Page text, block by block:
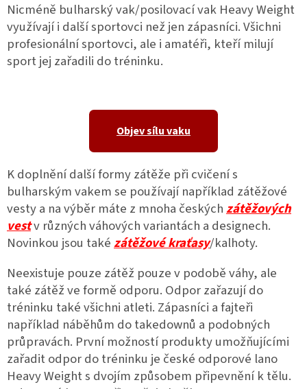
Nicméně bulharský vak/posilovací vak Heavy Weight
využívají i další sportovci než jen zápasníci. Všichni
profesionální sportovci, ale i amatéři, kteří milují
sport jej zařadili do tréninku.
Objev sílu vaku
K doplnění další formy zátěže při cvičení s
bulharským vakem se používají například zátěžové
vesty a na výběr máte z mnoha českýchzátěžových
vestv různých váhových variantách a designech.
Novinkou jsou takézátěžové kraťasy/kalhoty.
Neexistuje pouze zátěž pouze v podobě váhy, ale
také zátěž ve formě odporu. Odpor zařazují do
tréninku také všichni atleti. Zápasníci a fajteři
například náběhům do takedownů a podobných
průpravách. První možností produkty umožňujícími
zařadit odpor do tréninku je české odporové lano
Heavy Weight s dvojím způsobem připevnění k tělu.